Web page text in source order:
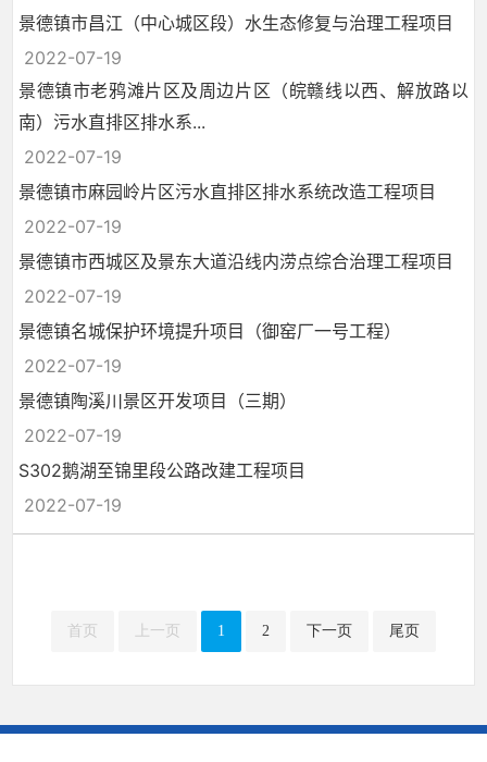
景德镇市昌江（中心城区段）水生态修复与治理工程项目
2022-07-19
景德镇市老鸦滩片区及周边片区（皖赣线以西、解放路以
南）污水直排区排水系...
2022-07-19
景德镇市麻园岭片区污水直排区排水系统改造工程项目
2022-07-19
景德镇市西城区及景东大道沿线内涝点综合治理工程项目
2022-07-19
景德镇名城保护环境提升项目（御窑厂一号工程）
2022-07-19
景德镇陶溪川景区开发项目（三期）
2022-07-19
S302鹅湖至锦里段公路改建工程项目
2022-07-19
首页 上一页 1 2 下一页 尾页